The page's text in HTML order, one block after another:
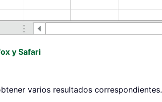
y Safari
varios resultados correspondientes.